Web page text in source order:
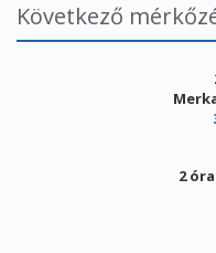
Következő
2